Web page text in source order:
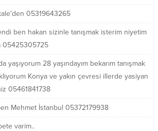
05319643265
ben hakan sizinle tanışmak isterim niyetim
05425305725
yaşıyorum 28 yaşındayım bekarım tanışmak
Konya ve yakın çevresi illerde yasiyan
05461841738
Mehmet İstanbul 05372179938
varim..